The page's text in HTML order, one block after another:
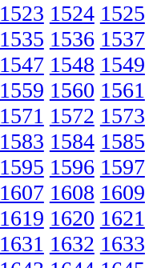
1523 1524 1525
1535 1536 1537
1547 1548 1549
1559 1560 1561
1571 1572 1573
1583 1584 1585
1595 1596 1597
1607 1608 1609
1619 1620 1621
1631 1632 1633